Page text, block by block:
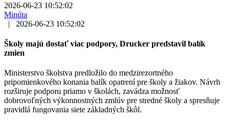
2026-06-23 10:52:02
Minúta
|
2026-06-23 10:52:02
Školy majú dostať viac podpory, Drucker predstavil balík
zmien
Ministerstvo školstva predložilo do medzirezortného
pripomienkového konania balík opatrení pre školy a žiakov. Návrh
rozširuje podporu priamo v školách, zavádza možnosť
dobrovoľných výkonnostných zmlúv pre stredné školy a spresňuje
pravidlá fungovania siete základných škôl.